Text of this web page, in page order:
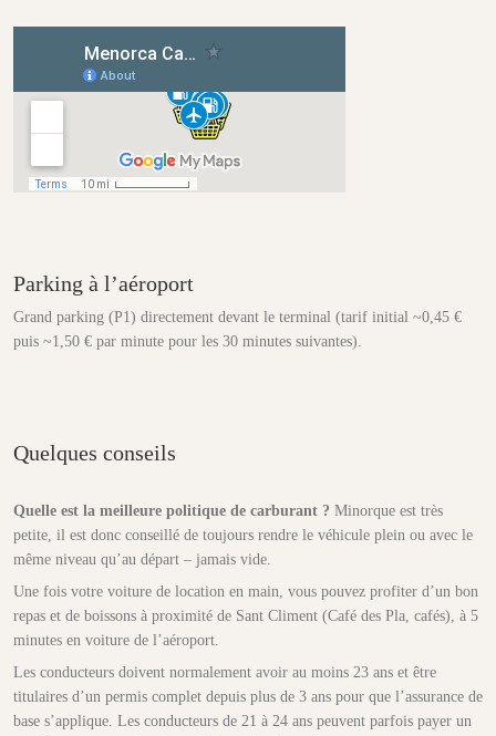
Parking à l’aéroport
Grand parking (P1) directement devant le terminal (tarif initial ~0,45 €
puis ~1,50 € par minute pour les 30 minutes suivantes).
Quelques conseils
Quelle est la meilleure politique de carburant ? Minorque est très
petite, il est donc conseillé de toujours rendre le véhicule plein ou avec le
même niveau qu’au départ – jamais vide.
Une fois votre voiture de location en main, vous pouvez profiter d’un bon
repas et de boissons à proximité de Sant Climent (Café des Pla, cafés), à 5
minutes en voiture de l’aéroport.
Les conducteurs doivent normalement avoir au moins 23 ans et être
titulaires d’un permis complet depuis plus de 3 ans pour que l’assurance de
base s’applique. Les conducteurs de 21 à 24 ans peuvent parfois payer un